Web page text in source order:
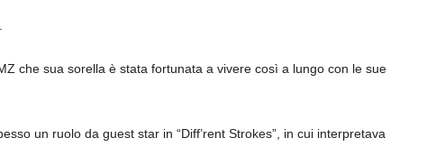
che sua sorella è stata fortunata a vivere così a lungo con le sue
un ruolo da guest star in “Diff’rent Strokes”, in cui interpretava